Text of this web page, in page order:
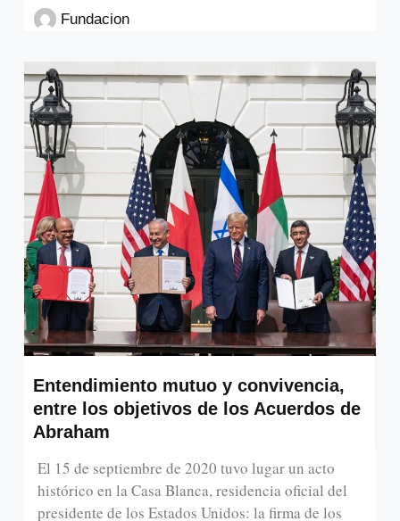
Fundacion
Entendimiento mutuo y convivencia,
entre los objetivos de los Acuerdos de
Abraham
El 15 de septiembre de 2020 tuvo lugar un acto
histórico en la Casa Blanca, residencia oficial del
presidente de los Estados Unidos: la firma de los